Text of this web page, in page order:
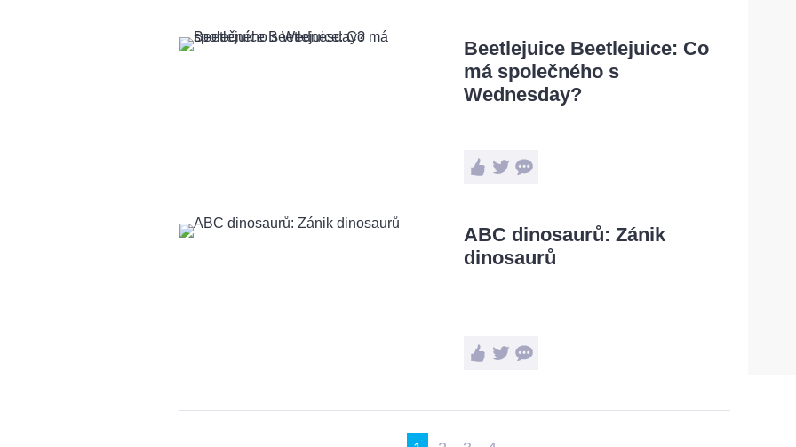
Beetlejuice Beetlejuice: Co
má společného s
Wednesday?
ABC dinosaurů: Zánik
dinosaurů